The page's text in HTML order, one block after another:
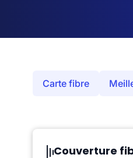
Carte fibre
Couverture